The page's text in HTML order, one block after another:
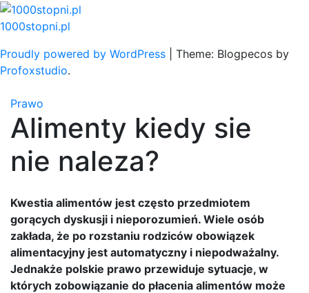
Skip
to
1000stopni.pl
Proudly powered by WordPress
Theme: Blogpecos by
Profoxstudio.
Prawo
Alimenty kiedy sie
nie naleza?
Kwestia alimentów jest często przedmiotem
gorących dyskusji i nieporozumień. Wiele osób
zakłada, że po rozstaniu rodziców obowiązek
alimentacyjny jest automatyczny i niepodważalny.
Jednakże polskie prawo przewiduje sytuacje, w
których zobowiązanie do płacenia alimentów może